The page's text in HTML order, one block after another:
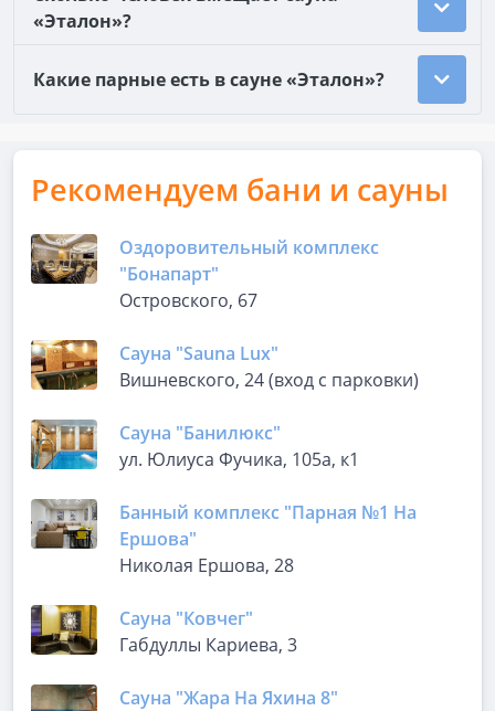
«Эталон»?
Какие парные есть в сауне «Эталон»?
Рекомендуем бани и сауны
Оздоровительный комплекс
"Бонапарт"
Островского, 67
Сауна "Sauna Lux"
Вишневского, 24 (вход с парковки)
Сауна "Банилюкс"
ул. Юлиуса Фучика, 105а, к1
Банный комплекс "Парная №1 На
Ершова"
Николая Ершова, 28
Сауна "Ковчег"
Габдуллы Кариева, 3
Сауна "Жара На Яхина 8"